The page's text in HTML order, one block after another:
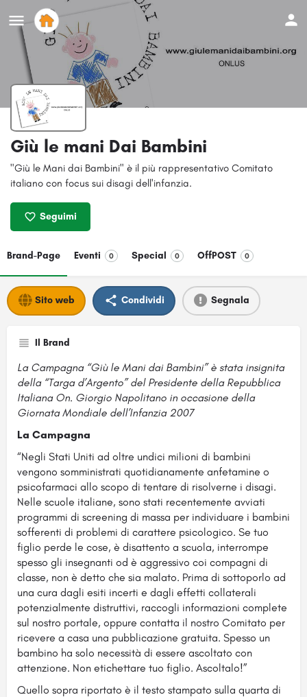
Giù le mani Dai Bambini
"Giù le Mani dai Bambini" è il più rappresentativo Comitato
italiano con focus sui disagi dell'infanzia.
Seguimi
Brand-Page Eventi 0 Special 0 OffPOST 0
Sito web Condividi Segnala
Il Brand
La Campagna “Giù le Mani dai Bambini” è stata insignita
della “Targa d’Argento” del Presidente della Repubblica
Italiana On. Giorgio Napolitano in occasione della
Giornata Mondiale dell’Infanzia 2007
La Campagna
“Negli Stati Uniti ad oltre undici milioni di bambini
vengono somministrati quotidianamente anfetamine o
psicofarmaci allo scopo di tentare di risolverne i disagi.
Nelle scuole italiane, sono stati recentemente avviati
programmi di screening di massa per individuare i bambini
sofferenti di problemi di carattere psicologico. Se tuo
figlio perde le cose, è disattento a scuola, interrompe
spesso gli insegnanti od è aggressivo coi compagni di
classe, non è detto che sia malato. Prima di sottoporlo ad
una cura dagli esiti incerti e dagli effetti collaterali
potenzialmente distruttivi, raccogli informazioni complete
sul nostro portale, oppure contatta il nostro Comitato per
ricevere a casa una pubblicazione gratuita. Spesso un
bambino ha solo necessità di essere ascoltato con
attenzione. Non etichettare tuo figlio. Ascoltalo!”
Quello sopra riportato è il testo stampato sulla quarta di